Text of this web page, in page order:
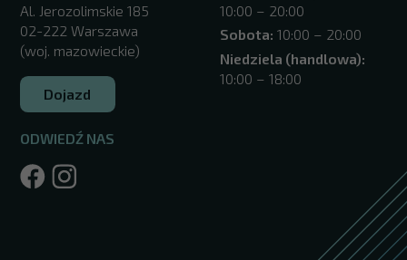
Al. Jerozolimskie 185
02-222 Warszawa
(woj. mazowieckie)
Dojazd
ODWIEDŹ NAS
10:00 – 20:00
Sobota: 10:00 – 20:00
Niedziela (handlowa):
10:00 – 18:00